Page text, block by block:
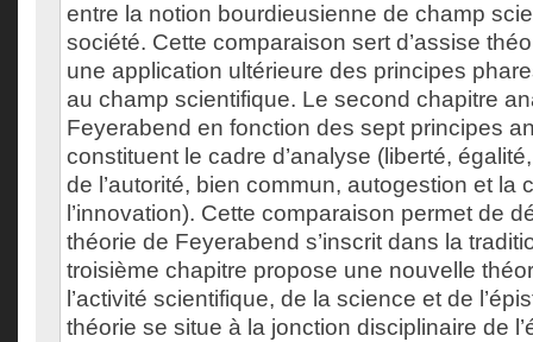
entre la notion bourdieusienne de champ
société. Cette comparaison sert d’assise
une application ultérieure des principes
au champ scientifique. Le second chapitre
Feyerabend en fonction des sept principes
constituent le cadre d’analyse (liberté,
de l’autorité, bien commun, autogestion et la
l’innovation). Cette comparaison permet de
théorie de Feyerabend s’inscrit dans la
troisième chapitre propose une nouvelle
l’activité scientifique, de la science et de
théorie se situe à la jonction disciplinaire de